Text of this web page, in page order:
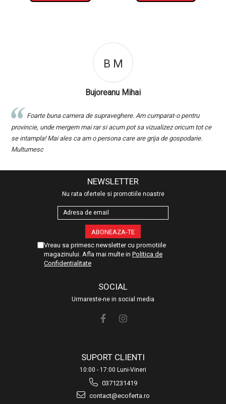
B M
Bujoreanu Mihai
Foarte buna camera de supraveghere. Am cumparat-o pentru
provincie, unde mergem mai rar si acum pot sa vizualizez oricum tot ce
se intampla! Mai ales ca am o persona care are grija de gospodarie.
Multumesc
NEWSLETTER
Nu rata ofertele si promotiile noastre
Vreau sa primesc newsletter cu promotiile
magazinului. Afla mai multe in Politica de
Confidentialitate
SOCIAL
Urmareste-ne in social media
SUPORT CLIENTI
10:00 - 17:00 Luni-Vineri
0371231419
contact@ecoferta.ro